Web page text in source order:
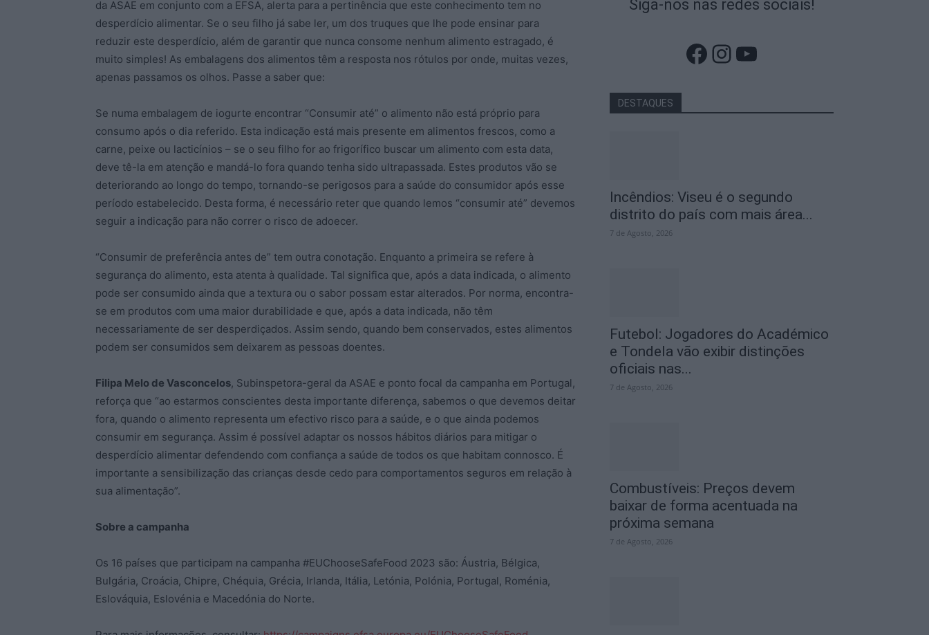
da ASAE em conjunto com a EFSA, alerta para a pertinência que este conhecimento tem no
desperdício alimentar. Se o seu filho já sabe ler, um dos truques que lhe pode ensinar para
reduzir este desperdício, além de garantir que nunca consome nenhum alimento estragado, é
muito simples! As embalagens dos alimentos têm a resposta nos rótulos por onde, muitas vezes,
apenas passamos os olhos. Passe a saber que:
Se numa embalagem de iogurte encontrar “Consumir até” o alimento não está próprio para
consumo após o dia referido. Esta indicação está mais presente em alimentos frescos, como a
carne, peixe ou lacticínios – se o seu filho for ao frigorífico buscar um alimento com esta data,
deve tê-la em atenção e mandá-lo fora quando tenha sido ultrapassada. Estes produtos vão se
deteriorando ao longo do tempo, tornando-se perigosos para a saúde do consumidor após esse
período estabelecido. Desta forma, é necessário reter que quando lemos “consumir até” devemos
seguir a indicação para não correr o risco de adoecer.
“Consumir de preferência antes de” tem outra conotação. Enquanto a primeira se refere à
segurança do alimento, esta atenta à qualidade. Tal significa que, após a data indicada, o alimento
pode ser consumido ainda que a textura ou o sabor possam estar alterados. Por norma, encontra-
se em produtos com uma maior durabilidade e que, após a data indicada, não têm
necessariamente de ser desperdiçados. Assim sendo, quando bem conservados, estes alimentos
podem ser consumidos sem deixarem as pessoas doentes.
Filipa Melo de Vasconcelos, Subinspetora-geral da ASAE e ponto focal da campanha em Portugal,
reforça que “ao estarmos conscientes desta importante diferença, sabemos o que devemos deitar
fora, quando o alimento representa um efectivo risco para a saúde, e o que ainda podemos
consumir em segurança. Assim é possível adaptar os nossos hábitos diários para mitigar o
desperdício alimentar defendendo com confiança a saúde de todos os que habitam connosco. É
importante a sensibilização das crianças desde cedo para comportamentos seguros em relação à
sua alimentação”.
Sobre a campanha
Os 16 países que participam na campanha #EUChooseSafeFood 2023 são: Áustria, Bélgica,
Bulgária, Croácia, Chipre, Chéquia, Grécia, Irlanda, Itália, Letónia, Polónia, Portugal, Roménia,
Eslováquia, Eslovénia e Macedónia do Norte.
Siga-nos nas redes sociais!
Facebook
Instagram
YouTube
DESTAQUES
Incêndios: Viseu é o segundo
distrito do país com mais área...
7 de Agosto, 2026
Futebol: Jogadores do Académico
e Tondela vão exibir distinções
oficiais nas...
7 de Agosto, 2026
Combustíveis: Preços devem
baixar de forma acentuada na
próxima semana
7 de Agosto, 2026